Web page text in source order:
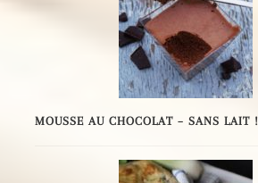
MOUSSE AU CHOCOLAT – SANS LAIT !